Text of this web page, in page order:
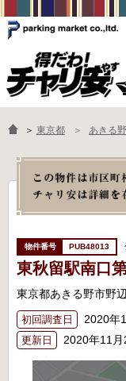
物件一覧
よくあるご質問
＞ 東京都 あきる
PUB48013
東秋留駅南口
東京都あきる野市野
初回調査日 2020年
更新日 2020年11月